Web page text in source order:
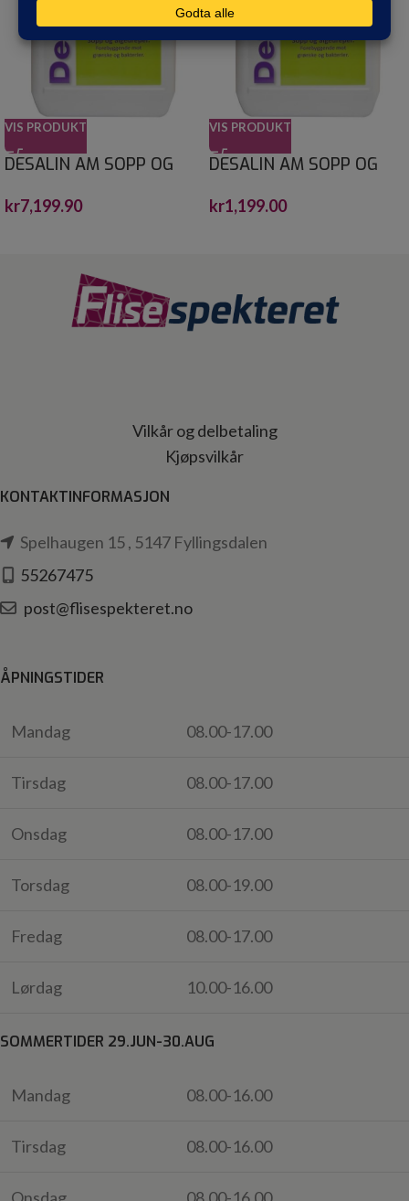
VIS PRODUKT
DESALIN AM SOPP OG
kr7,199.90
VIS PRODUKT
DESALIN AM SOPP OG
kr1,199.00
Vilkår og delbetaling
Kjøpsvilkår
KONTAKTINFORMASJON
Spelhaugen 15 , 5147 Fyllingsdalen
55267475
post@flisespekteret.no
ÅPNINGSTIDER
Mandag 08.00-17.00
Tirsdag 08.00-17.00
Onsdag 08.00-17.00
Torsdag 08.00-19.00
Fredag 08.00-17.00
Lørdag 10.00-16.00
SOMMERTIDER 29.JUN-30.AUG
Mandag 08.00-16.00
Tirsdag 08.00-16.00